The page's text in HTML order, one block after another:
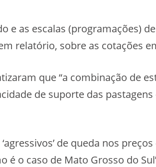
e as escalas (programações)
relatório, sobre as cotações
que “a combinação de
de suporte das
de queda nos
é o caso de Mato Grosso do